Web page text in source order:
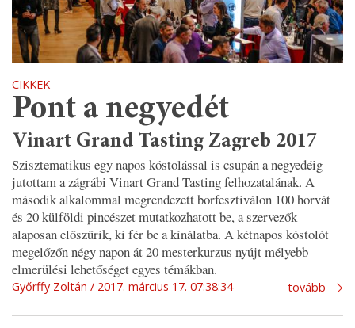
CIKKEK
Pont a negyedét
Vinart Grand Tasting Zagreb 2017
Szisztematikus egy napos kóstolással is csupán a negyedéig
jutottam a zágrábi Vinart Grand Tasting felhozatalának. A
második alkalommal megrendezett borfesztiválon 100 horvát
és 20 külföldi pincészet mutatkozhatott be, a szervezők
alaposan előszűrik, ki fér be a kínálatba. A kétnapos kóstolót
megelőzőn négy napon át 20 mesterkurzus nyújt mélyebb
elmerülési lehetőséget egyes témákban.
Győrffy Zoltán 2017. március 17. 07:38:34 tovább